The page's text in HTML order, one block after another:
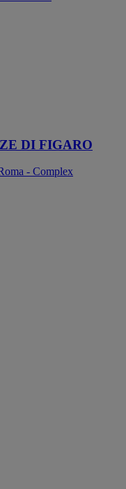
DI FIGARO
- Complex